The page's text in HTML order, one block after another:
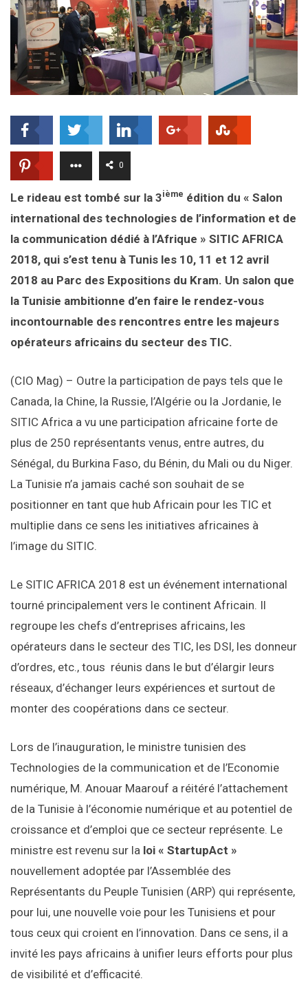
0
Le rideau est tombé sur la 3ième édition du « Salon
international des technologies de l’information et de
la communication dédié à l’Afrique » SITIC AFRICA
2018, qui s’est tenu à Tunis les 10, 11 et 12 avril
2018 au Parc des Expositions du Kram. Un salon que
la Tunisie ambitionne d’en faire le rendez-vous
incontournable des rencontres entre les majeurs
opérateurs africains du secteur des TIC.
(CIO Mag) – Outre la participation de pays tels que le
Canada, la Chine, la Russie, l’Algérie ou la Jordanie, le
SITIC Africa a vu une participation africaine forte de
plus de 250 représentants venus, entre autres, du
Sénégal, du Burkina Faso, du Bénin, du Mali ou du Niger.
La Tunisie n’a jamais caché son souhait de se
positionner en tant que hub Africain pour les TIC et
multiplie dans ce sens les initiatives africaines à
l’image du SITIC.
Le SITIC AFRICA 2018 est un événement international
tourné principalement vers le continent Africain. Il
regroupe les chefs d’entreprises africains, les
opérateurs dans le secteur des TIC, les DSI, les donneur
d’ordres, etc., tous réunis dans le but d’élargir leurs
réseaux, d’échanger leurs expériences et surtout de
monter des coopérations dans ce secteur.
Lors de l’inauguration, le ministre tunisien des
Technologies de la communication et de l’Economie
numérique, M. Anouar Maarouf a réitéré l’attachement
de la Tunisie à l’économie numérique et au potentiel de
croissance et d’emploi que ce secteur représente. Le
ministre est revenu sur la loi « StartupAct »
nouvellement adoptée par l’Assemblée des
Représentants du Peuple Tunisien (ARP) qui représente,
pour lui, une nouvelle voie pour les Tunisiens et pour
tous ceux qui croient en l’innovation. Dans ce sens, il a
invité les pays africains à unifier leurs efforts pour plus
de visibilité et d’efficacité.